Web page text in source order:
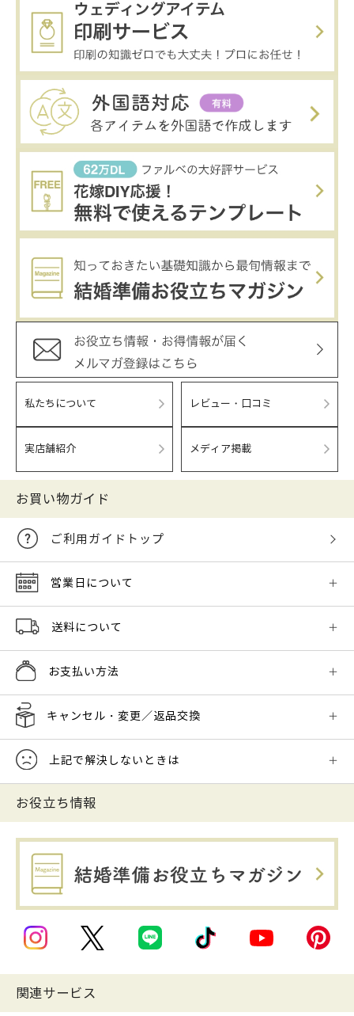
私たちについて レビュー・口コミ
実店舗紹介 メディア掲載
お買い物ガイド
ご利用ガイドトップ
営業日について
送料について
お支払い方法
キャンセル・変更／返品交換
上記で解決しないときは
お役立ち情報
関連サービス